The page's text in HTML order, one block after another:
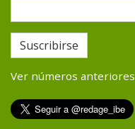
Suscribirse
Ver números anteriores